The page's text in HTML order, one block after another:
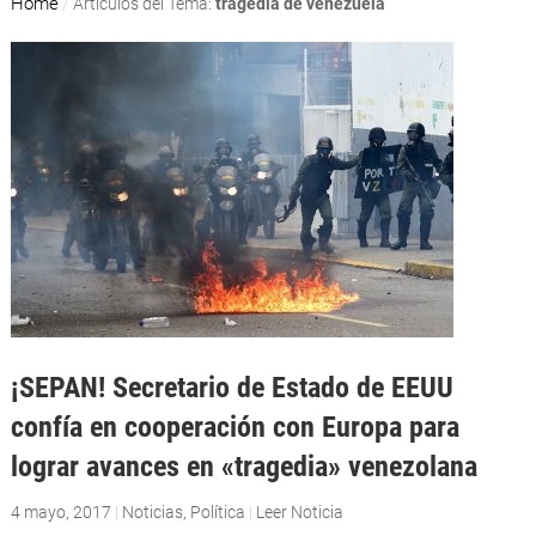
/ Artículos del Tema: tragedia de venezuela
¡SEPAN! Secretario de Estado de EEUU
confía en cooperación con Europa para
lograr avances en «tragedia» venezolana
4 mayo, 2017 | Noticias, Política | Leer Noticia